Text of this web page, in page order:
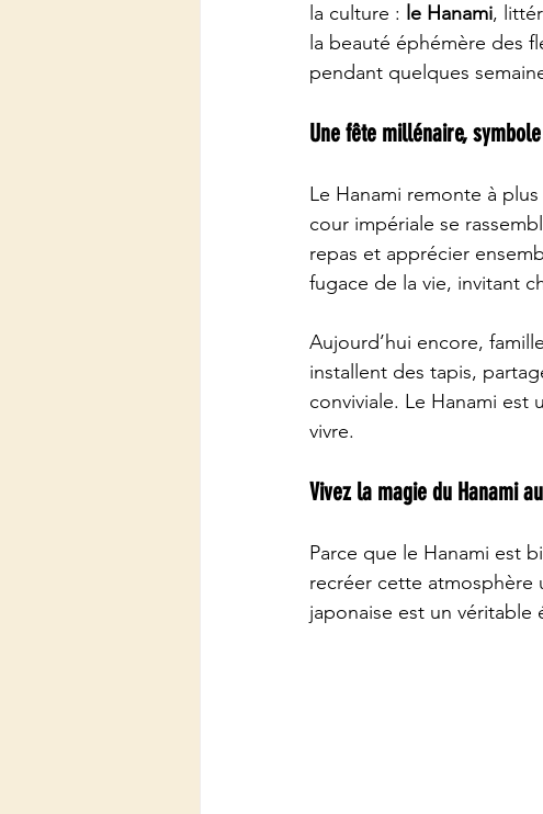
la culture : le Hanami,
la beauté éphémère des
pendant quelques
Une fête millénaire,
Le Hanami remonte à
cour impériale se
repas et apprécier
fugace de la vie, invitant
Aujourd’hui encore,
installent des tapis,
conviviale. Le Hanami
vivre.
Vivez la magie du Hanami
Parce que le Hanami est
recréer cette atmosphère
japonaise est un